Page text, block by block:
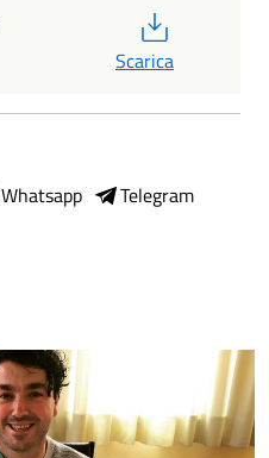
Scarica
Whatsapp
Telegram